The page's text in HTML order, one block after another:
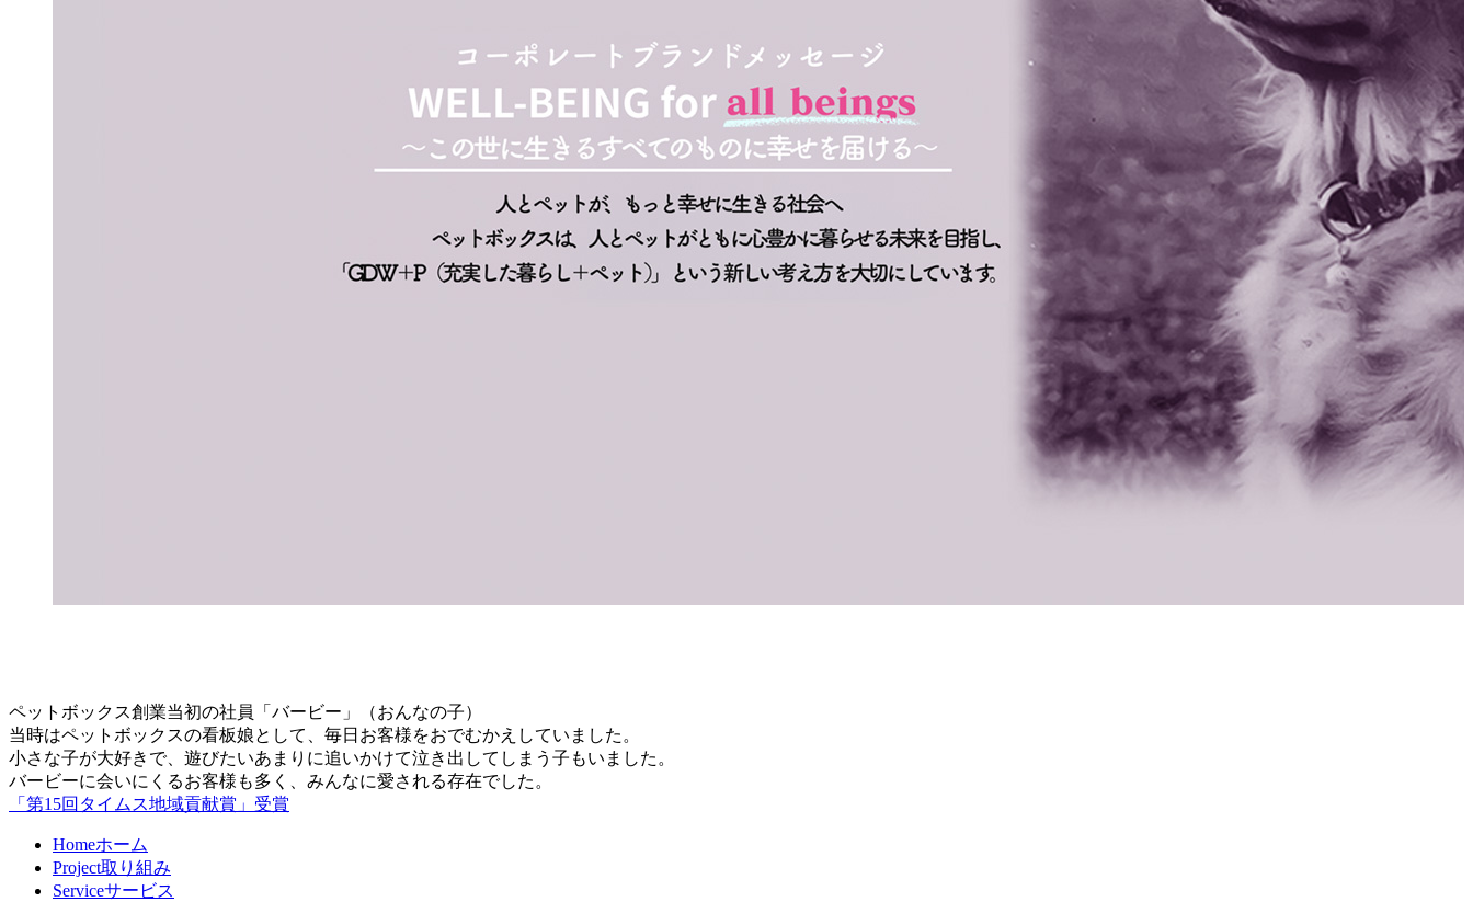
ペットボックス創業当初の社員「バービー」（おんなの子）
当時はペットボックスの看板娘として、毎日お客様をおでむかえしていました。
小さな子が大好きで、遊びたいあまりに追いかけて泣き出してしまう子もいました。
バービーに会いにくるお客様も多く、みんなに愛される存在でした。
「第15回タイムス地域貢献賞」受賞
Homeホーム
Project取り組み
Serviceサービス